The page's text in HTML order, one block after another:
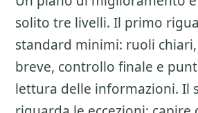
solito tre livelli. Il primo
standard minimi: ruoli
breve, controllo finale e
lettura delle informazioni. Il